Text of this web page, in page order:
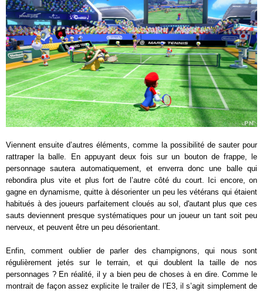
Viennent ensuite d’autres éléments, comme la possibilité de sauter pour
rattraper la balle. En appuyant deux fois sur un bouton de frappe, le
personnage sautera automatiquement, et enverra donc une balle qui
rebondira plus vite et plus fort de l’autre côté du court. Ici encore, on
gagne en dynamisme, quitte à désorienter un peu les vétérans qui étaient
habitués à des joueurs parfaitement cloués au sol, d'autant plus que ces
sauts deviennent presque systématiques pour un joueur un tant soit peu
nerveux, et peuvent être un peu désorientant.
Enfin, comment oublier de parler des champignons, qui nous sont
régulièrement jetés sur le terrain, et qui doublent la taille de nos
personnages ? En réalité, il y a bien peu de choses à en dire. Comme le
montrait de façon assez explicite le trailer de l’E3, il s’agit simplement de